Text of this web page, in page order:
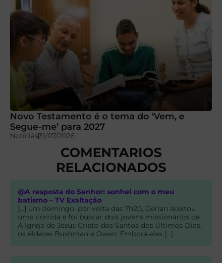
Novo Testamento é o tema do ‘Vem, e
Segue-me’ para 2027
Notícias31/07/2026
COMENTARIOS
RELACIONADOS
@A resposta do Senhor: sonhei com o meu
batismo – TV Exaltação
[…] um domingo, por volta das 7h20, Gerlan aceitou
uma corrida e foi buscar dois jovens missionários de
A Igreja de Jesus Cristo dos Santos dos Últimos Dias,
os élderes Bushman e Owen. Embora eles […]